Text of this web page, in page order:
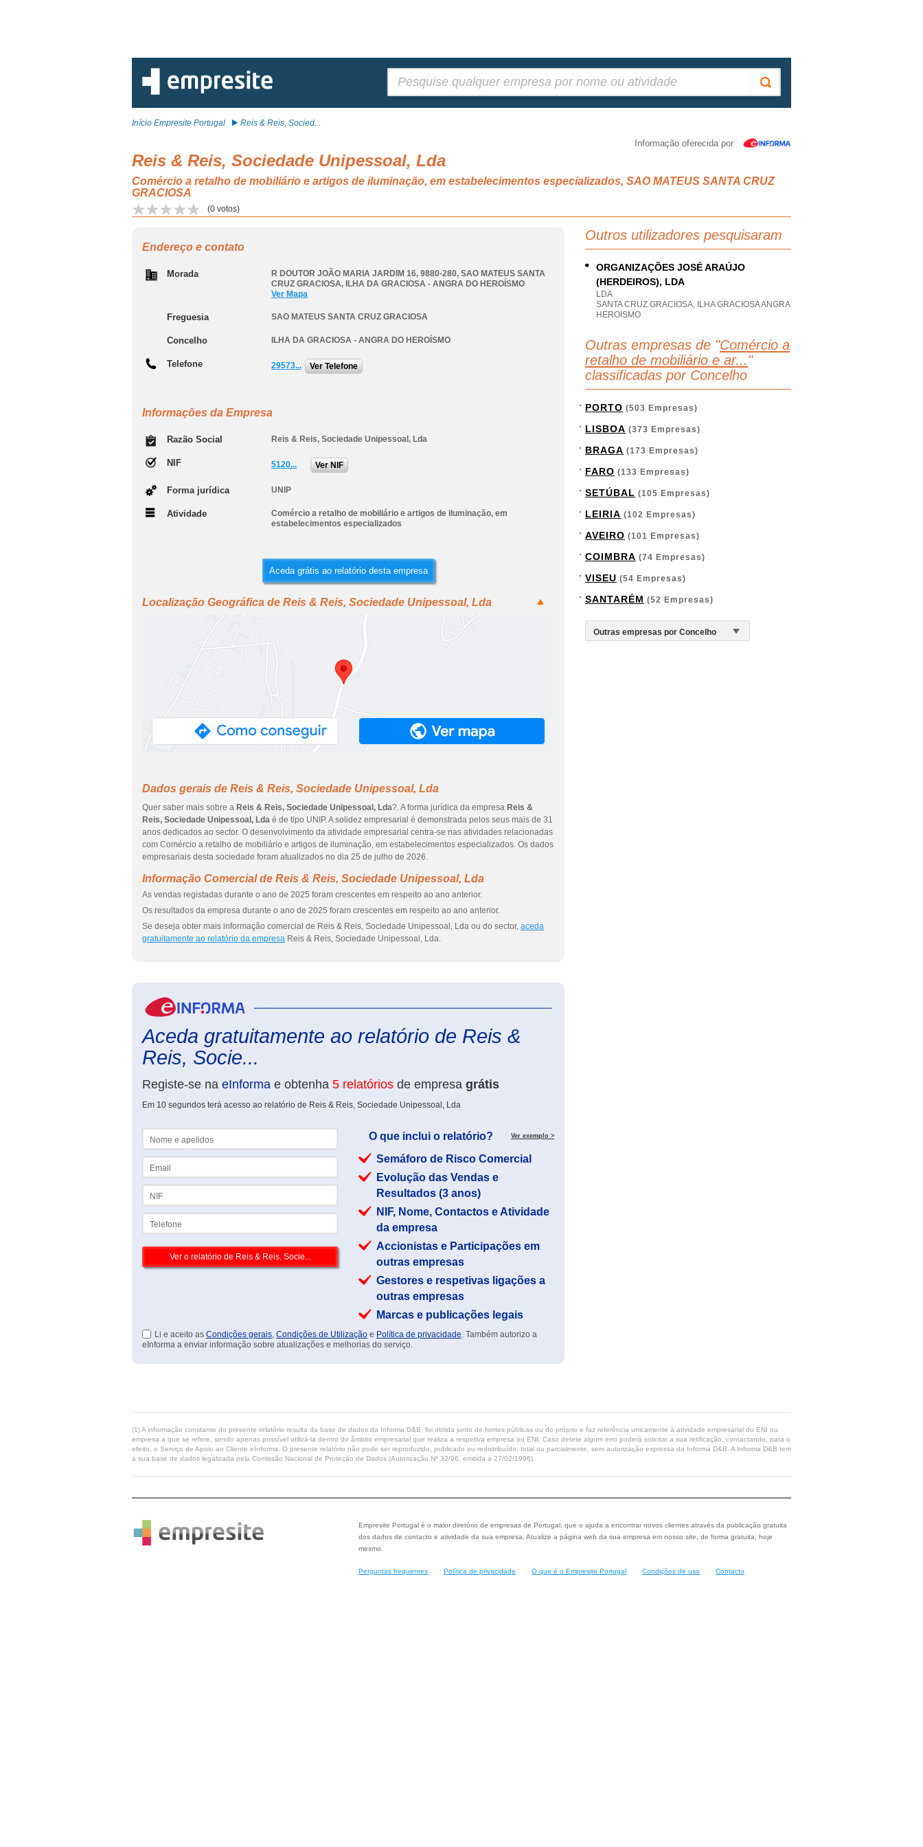
Início Empresite Portugal Reis & Reis, Socied...
Informação oferecida por
Reis & Reis, Sociedade Unipessoal, Lda
Comércio a retalho de mobiliário e artigos de iluminação, em estabelecimentos especializados, SAO MATEUS SANTA CRUZ
GRACIOSA
(0 votos)
Endereço e contato
Morada R DOUTOR JOÃO MARIA JARDIM 16, 9880-280, SAO MATEUS SANTA
CRUZ GRACIOSA, ILHA DA GRACIOSA - ANGRA DO HEROÍSMO
Ver Mapa
Freguesia SAO MATEUS SANTA CRUZ GRACIOSA
Concelho ILHA DA GRACIOSA - ANGRA DO HEROÍSMO
Telefone 29573... Ver Telefone
Informações da Empresa
Razão Social Reis & Reis, Sociedade Unipessoal, Lda
NIF 5120... Ver NIF
Forma jurídica UNIP
Atividade
Comércio a retalho de mobiliário e artigos de iluminação, em
estabelecimentos especializados
Aceda grátis ao relatório desta empresa
Localização Geográfica de Reis & Reis, Sociedade Unipessoal, Lda
Dados gerais de Reis & Reis, Sociedade Unipessoal, Lda
Quer saber mais sobre a Reis & Reis, Sociedade Unipessoal, Lda?. A forma jurídica da empresa Reis &
Reis, Sociedade Unipessoal, Lda é de tipo UNIP. A solidez empresarial é demonstrada pelos seus mais de 31
anos dedicados ao sector. O desenvolvimento da atividade empresarial centra-se nas atividades relacionadas
com Comércio a retalho de mobiliário e artigos de iluminação, em estabelecimentos especializados. Os dados
empresariais desta sociedade foram atualizados no dia 25 de julho de 2026.
Informação Comercial de Reis & Reis, Sociedade Unipessoal, Lda
As vendas registadas durante o ano de 2025 foram crescentes em respeito ao ano anterior.
Os resultados da empresa durante o ano de 2025 foram crescentes em respeito ao ano anterior.
Se deseja obter mais informação comercial de Reis & Reis, Sociedade Unipessoal, Lda ou do sector, aceda
gratuitamente ao relatório da empresa Reis & Reis, Sociedade Unipessoal, Lda.
Aceda gratuitamente ao relatório de Reis &
Reis, Socie...
Registe-se na eInforma e obtenha 5 relatórios de empresa grátis
Em 10 segundos terá acesso ao relatório de Reis & Reis, Sociedade Unipessoal, Lda
O que inclui o relatório? Ver exemplo >
Semáforo de Risco Comercial
Evolução das Vendas e
Resultados (3 anos)
NIF, Nome, Contactos e Atividade
da empresa
Accionistas e Participações em
outras empresas
Gestores e respetivas ligações a
outras empresas
Marcas e publicações legais
Li e aceito as Condições gerais, Condições de Utilização e Política de privacidade. Também autorizo a
eInforma a enviar informação sobre atualizações e melhorias do serviço.
Outros utilizadores pesquisaram
ORGANIZAÇÕES JOSÉ ARAÚJO
(HERDEIROS), LDA
LDA
SANTA CRUZ GRACIOSA, ILHA GRACIOSA ANGRA
HEROISMO
Outras empresas de "Comércio a
retalho de mobiliário e ar... "
classificadas por Concelho
PORTO (503 Empresas)
LISBOA (373 Empresas)
BRAGA (173 Empresas)
FARO (133 Empresas)
SETÚBAL (105 Empresas)
LEIRIA (102 Empresas)
AVEIRO (101 Empresas)
COIMBRA (74 Empresas)
VISEU (54 Empresas)
SANTARÉM (52 Empresas)
(1) A informação constante do presente relatório resulta da base de dados da Informa D&B, foi obtida junto de fontes públicas ou do próprio e faz referência unicamente à atividade empresarial do ENI ou
empresa a que se refere, sendo apenas possível utilizá-la dentro do âmbito empresarial que realiza a respetiva empresa ou ENI. Caso detete algum erro poderá solicitar a sua retificação, contactando, para o
efeito, o Serviço de Apoio ao Cliente eInforma. O presente relatório não pode ser reproduzido, publicado ou redistribuído, total ou parcialmente, sem autorização expressa da Informa D&B. A Informa D&B tem
a sua base de dados legalizada pela Comissão Nacional de Proteção de Dados (Autorização Nº 32/96, emitida a 27/02/1996).
Empresite Portugal é o maior diretório de empresas de Portugal, que o ajuda a encontrar novos clientes através da publicação gratuita
dos dados de contacto e atividade da sua empresa. Atualize a página web da sua empresa em nosso site, de forma gratuita, hoje
mesmo.
Perguntas frequentes Política de privacidade O que é o Empresite Portugal Condições de uso Contacto